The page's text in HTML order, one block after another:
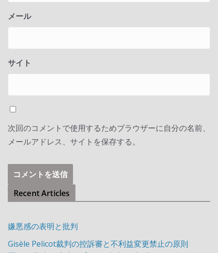
メール
サイト
次回のコメントで使用するためブラウザーに自分の名前、
メールアドレス、サイトを保存する。
Recent Articles
嫌悪感の表明と批判
Gisèle Pelicot裁判の控訴審と不利益変更禁止の原則